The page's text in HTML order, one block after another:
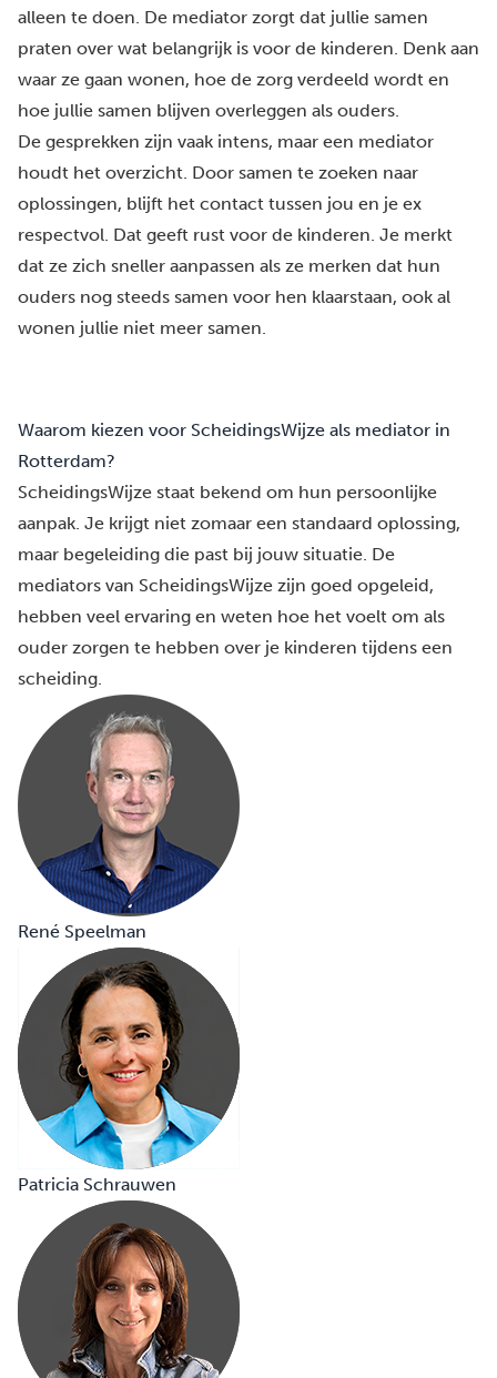
alleen te doen. De mediator zorgt dat jullie samen
praten over wat belangrijk is voor de kinderen. Denk aan
waar ze gaan wonen, hoe de zorg verdeeld wordt en
hoe jullie samen blijven overleggen als ouders.
De gesprekken zijn vaak intens, maar een mediator
houdt het overzicht. Door samen te zoeken naar
oplossingen, blijft het contact tussen jou en je ex
respectvol. Dat geeft rust voor de kinderen. Je merkt
dat ze zich sneller aanpassen als ze merken dat hun
ouders nog steeds samen voor hen klaarstaan, ook al
wonen jullie niet meer samen.
Waarom kiezen voor ScheidingsWijze als mediator in
Rotterdam?
ScheidingsWijze staat bekend om hun persoonlijke
aanpak. Je krijgt niet zomaar een standaard oplossing,
maar begeleiding die past bij jouw situatie. De
mediators van ScheidingsWijze zijn goed opgeleid,
hebben veel ervaring en weten hoe het voelt om als
ouder zorgen te hebben over je kinderen tijdens een
scheiding.
René Speelman
Patricia Schrauwen